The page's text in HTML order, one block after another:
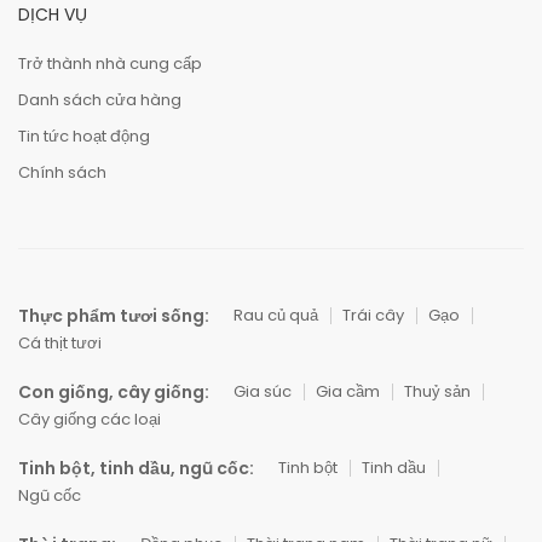
DỊCH VỤ
Trở thành nhà cung cấp
Danh sách cửa hàng
Tin tức hoạt động
Chính sách
Thực phẩm tươi sống: Rau củ quả Trái cây
Gạo
Cá thịt tươi
Con giống, cây giống: Gia súc Gia cầm
Thuỷ sản
Cây giống các loại
Tinh bột, tinh dầu, ngũ cốc: Tinh bột
Tinh dầu
Ngũ cốc